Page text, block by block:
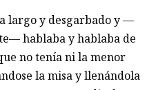
largo y desgarbado y —
hablaba y hablaba de
no tenía ni la menor
la misa y llenándola